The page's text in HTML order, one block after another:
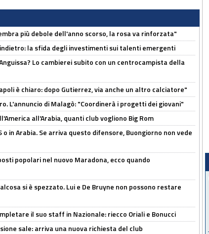
più debole dell'anno scorso, la rosa va rinforzata"
la sfida degli investimenti sui talenti emergenti
Lo cambierei subito con un centrocampista della
è chiaro: dopo Gutierrez, via anche un altro calciatore"
L'annuncio di Malagò: "Coordinerà i progetti dei giovani"
all'Arabia, quanti club vogliono Big Rom
o in Arabia. Se arriva questo difensore, Buongiorno non vede
popolari nel nuovo Maradona, ecco quando
si è spezzato. Lui e De Bruyne non possono restare
il suo staff in Nazionale: riecco Oriali e Bonucci
sale: arriva una nuova richiesta del club